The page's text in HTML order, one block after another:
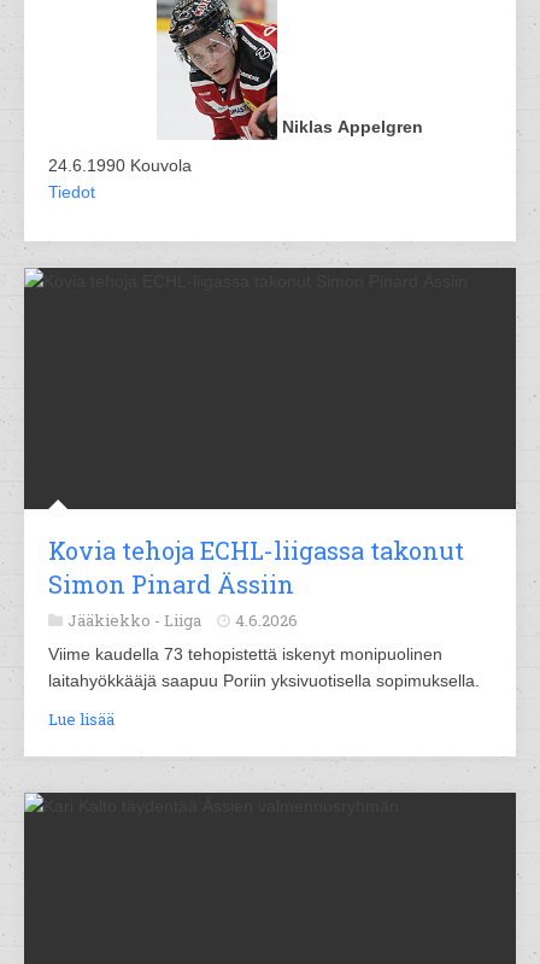
Niklas Appelgren
24.6.1990 Kouvola
Tiedot
Kovia tehoja ECHL-liigassa takonut
Simon Pinard Ässiin
Jääkiekko - Liiga 4.6.2026
Viime kaudella 73 tehopistettä iskenyt monipuolinen
laitahyökkääjä saapuu Poriin yksivuotisella sopimuksella.
Lue lisää